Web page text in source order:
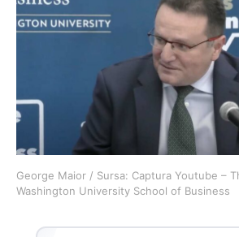
George Maior / Sursa: Captura Youtube –
Washington University School of Business